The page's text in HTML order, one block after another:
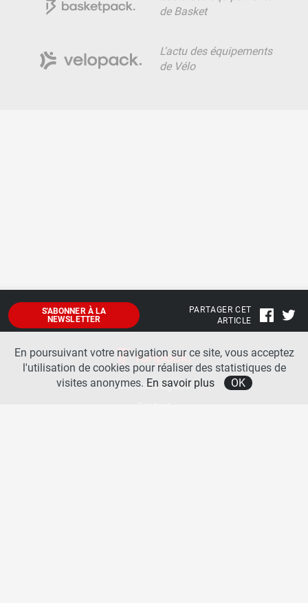
de Basket
L'actu des équipements
de Vélo
S'ABONNER À LA
NEWSLETTER
PARTAGER CET
ARTICLE
Mentions légales
En poursuivant votre navigation sur ce site, vous acceptez
l'utilisation de cookies pour réaliser des statistiques de
visites anonymes. En savoir plus OK